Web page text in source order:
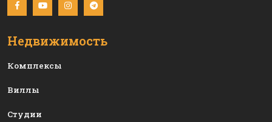
Недвижимость
Комплексы
Виллы
Студии